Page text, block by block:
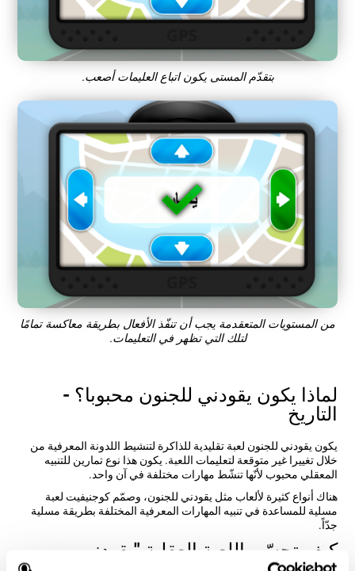
بتقدّم المستى يكون اتباع العليمات أصعب.
من المستويات المتعقدمة يجب أن تنفّذ الأفعال بطريقة معاكسة تمامًا
لتلك التي تظهر في التعليمات.
لماذا يكون يقودني للجنون محبوبا؟ -
التاريخ
يكون يقودني للجنون لعبة تقليدية للذاكرة لتنشيط اللدونة المعرفية من
خلال تغييرا غير متوقعة لتعليمات اللعبة. يكون هذا نوع تمارين للتنبيه
المعقلي محبوب لأنّها تنشّط مهارات مختلفة في آن واحد.
هناك أنواع كثيرة لألعاب مثل يقودني للجنون، وصمّم كوجنيفيت لعبة
مسلية للمساعدة في تنبيه المهارات المعرفية المختلفة بطريقة مسلية
جدّاً.
كيف تحسّن اللعبة العقلية "يقودني